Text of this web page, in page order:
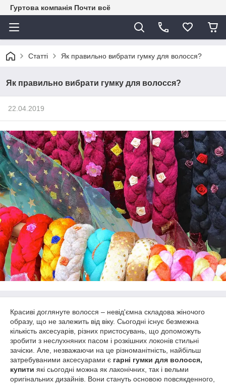
Гуртова компанія Почти всё
Статті Як правильно вибрати гумку для волосся?
Як правильно вибрати гумку для волосся?
22.04.2019
Красиві доглянуте волосся – невід'ємна складова жіночого
образу, що не залежить від віку. Сьогодні існує безмежна
кількість аксесуарів, різних пристосувань, що допоможуть
зробити з неслухняних пасом і розкішних локонів стильні
зачіски. Але, незважаючи на це різноманітність, найбільш
затребуваними аксесуарами є гарні гумки для волосся,
купити які сьогодні можна як лаконічних, так і вельми
оригінальних дизайнів. Вони стануть основою повсякденного,